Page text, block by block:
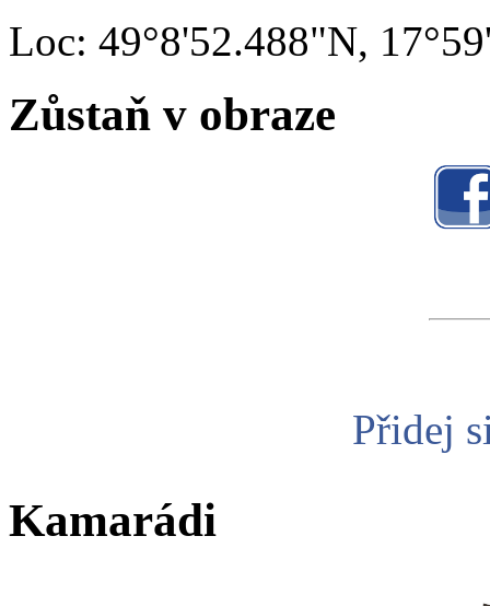
Loc: 49°8'52.488"N,
Zůstaň v obraze
Přidej
Kamarádi